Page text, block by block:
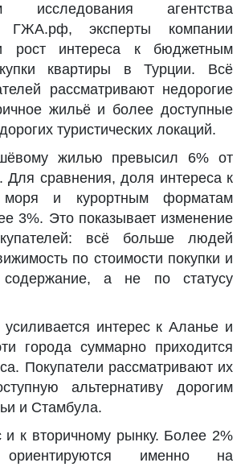
агентства
ГЖА.рф, эксперты компании
рост интереса к бюджетным
квартиры в Турции. Всё
рассматривают недорогие
жильё и более доступные
туристических локаций.
жилью превысил 6% от
Для сравнения, доля интереса к
и курортным форматам
3%. Это показывает изменение
всё больше людей
по стоимости покупки и
а не по статусу
интерес к Аланье и
города суммарно приходится
Покупатели рассматривают их
альтернативу дорогим
и Стамбула.
и к вторичному рынку. Более 2%
ориентируются именно на